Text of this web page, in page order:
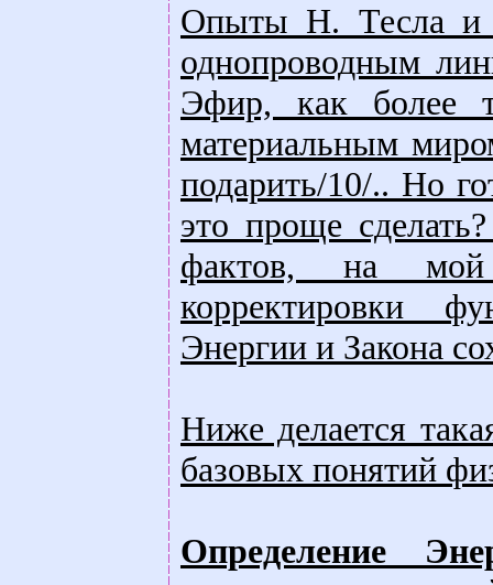
Опыты Н. Тесла и
однопроводным
Эфир, как более
материальным
подарить/10/.. Но
это проще
фактов, на мой
корректировки
Энергии и Закона
Ниже делается
базовых понятий
Определение